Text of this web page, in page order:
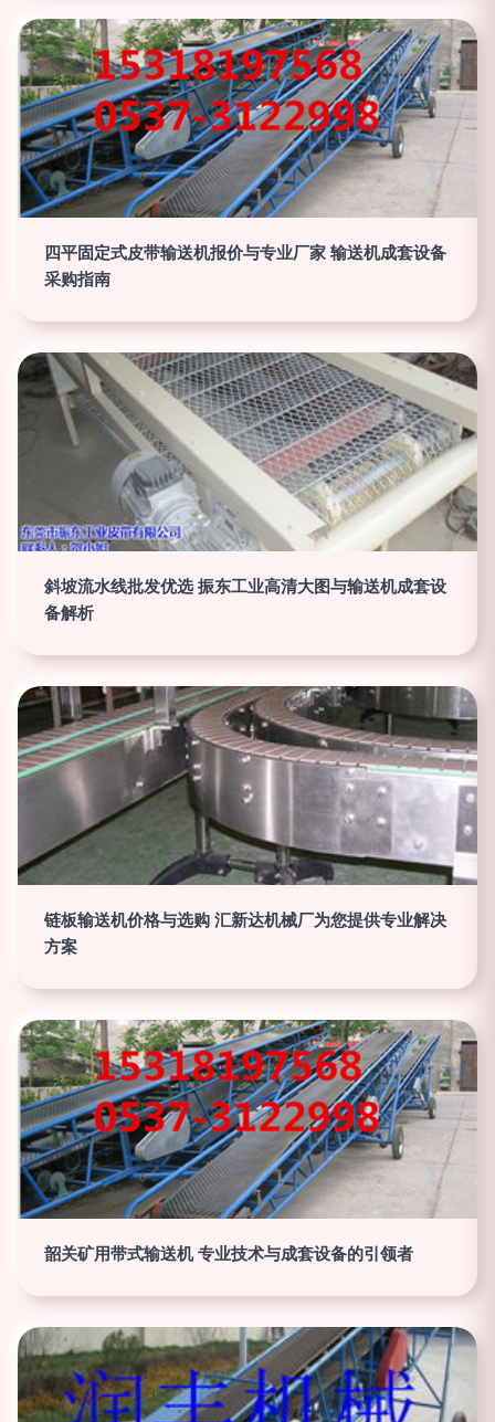
四平固定式皮带输送机报价与专业厂家 输送机成套设备
采购指南
斜坡流水线批发优选 振东工业高清大图与输送机成套设
备解析
链板输送机价格与选购 汇新达机械厂为您提供专业解决
方案
韶关矿用带式输送机 专业技术与成套设备的引领者